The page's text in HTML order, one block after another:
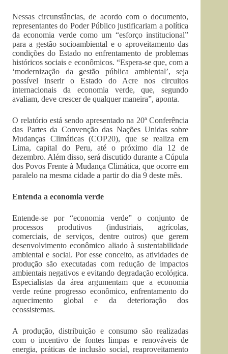
Nessas circunstâncias, de acordo com o documento,
representantes do Poder Público justificariam a política
da economia verde como um “esforço institucional”
para a gestão socioambiental e o aproveitamento das
condições do Estado no enfrentamento de problemas
históricos sociais e econômicos. “Espera-se que, com a
‘modernização da gestão pública ambiental’, seja
possível inserir o Estado do Acre nos circuitos
internacionais da economia verde, que, segundo
avaliam, deve crescer de qualquer maneira”, aponta.
O relatório está sendo apresentado na 20ª Conferência
das Partes da Convenção das Nações Unidas sobre
Mudanças Climáticas (COP20), que se realiza em
Lima, capital do Peru, até o próximo dia 12 de
dezembro. Além disso, será discutido durante a Cúpula
dos Povos Frente à Mudança Climática, que ocorre em
paralelo na mesma cidade a partir do dia 9 deste mês.
Entenda a economia verde
Entende-se por “economia verde” o conjunto de
processos produtivos (industriais, agrícolas,
comerciais, de serviços, dentre outros) que gerem
desenvolvimento econômico aliado à sustentabilidade
ambiental e social. Por esse conceito, as atividades de
produção são executadas com redução de impactos
ambientais negativos e evitando degradação ecológica.
Especialistas da área argumentam que a economia
verde reúne progresso econômico, enfrentamento do
aquecimento global e da deterioração dos
ecossistemas.
A produção, distribuição e consumo são realizadas
com o incentivo de fontes limpas e renováveis de
energia, práticas de inclusão social, reaproveitamento